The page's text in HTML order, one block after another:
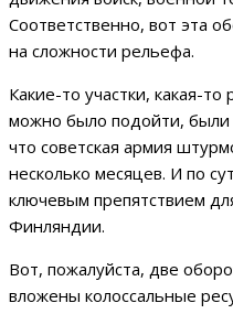
Соответственно, вот эта
на сложности рельефа.
Какие-то участки, какая-
можно было подойти,
что советская армия
несколько месяцев. И по
ключевым препятствием
Финляндии.
Вот, пожалуйста, две
вложены колоссальные